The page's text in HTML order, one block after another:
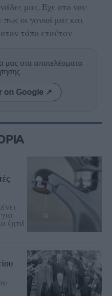
μας. Έχε στο νου
οι γονιοί μας και
τόπο ετούτον
μας στα αποτελέσματα
on Google ↗
ζητά